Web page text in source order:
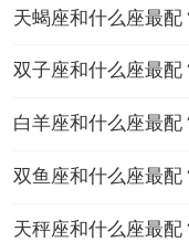
天蝎座和什么座最配
双子座和什么座最配
白羊座和什么座最配
双鱼座和什么座最配
天秤座和什么座最配